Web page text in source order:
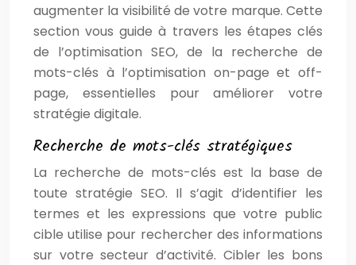
augmenter la visibilité de votre marque. Cette
section vous guide à travers les étapes clés
de l’optimisation SEO, de la recherche de
mots-clés à l’optimisation on-page et off-
page, essentielles pour améliorer votre
stratégie digitale.
Recherche de mots-clés stratégiques
La recherche de mots-clés est la base de
toute stratégie SEO. Il s’agit d’identifier les
termes et les expressions que votre public
cible utilise pour rechercher des informations
sur votre secteur d’activité. Cibler les bons